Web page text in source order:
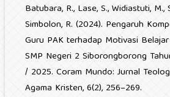
Batubara, R., Lase, S., Widiastuti, M.,
Simbolon, R. (2024). Pengaruh
Guru PAK terhadap Motivasi
SMP Negeri 2 Siborongborong
/ 2025. Coram Mundo: Jurnal
Agama Kristen, 6(2), 256–269.